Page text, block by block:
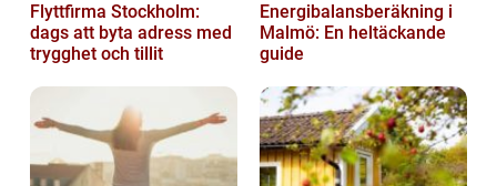
Flyttfirma Stockholm:
dags att byta adress med
trygghet och tillit
Energibalansberäkning i
Malmö: En heltäckande
guide